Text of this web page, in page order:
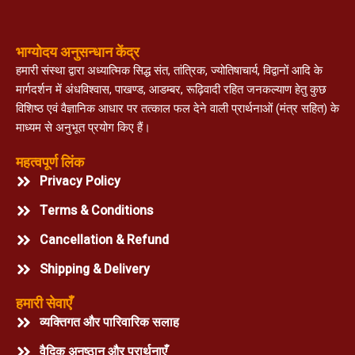
भाग्योदय अनुसन्धान केंद्र
हमारी संस्था द्वारा अध्यात्मिक सिद्ध संत, तांत्रिक, ज्योतिषाचार्य, विद्वानों आदि के
मार्गदर्शन में अंधविश्वास, पाखण्ड, आडम्बर, रूढ़िवादी रहित जनकल्याण हेतु कुछ
विशिष्ठ एवं वैज्ञानिक आधार पर तत्काल फल देने वाली प्रार्थनाओं (मंत्र सहित) के
माध्यम से अनुभूत प्रयोग किए हैं।
महत्वपूर्ण लिंक
Privacy Policy
Terms & Conditions
Cancellation & Refund
Shipping & Delivery
हमारी सेवाएँ
व्यक्तिगत और पारिवारिक सलाह